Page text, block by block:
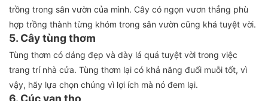
trồng trong sân vườn của mình. Cây có ngọn vươn thẳng phù
hợp trồng thành từng khóm trong sân vườn cũng khá tuyệt vời.
5. Cây tùng thơm
Tùng thơm có dáng đẹp và dày lá quá tuyệt vời trong việc
trang trí nhà cửa. Tùng thơm lại có khả năng đuổi muỗi tốt, vì
vậy, hãy lựa chọn chúng vì lợi ích mà nó đem lại.
6. Cúc vạn thọ